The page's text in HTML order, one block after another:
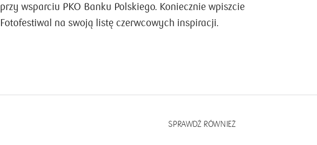
przy wsparciu PKO Banku Polskiego. Koniecznie wpiszcie
Fotofestiwal na swoją listę czerwcowych inspiracji.
SPRAWDŹ RÓWNIEŻ